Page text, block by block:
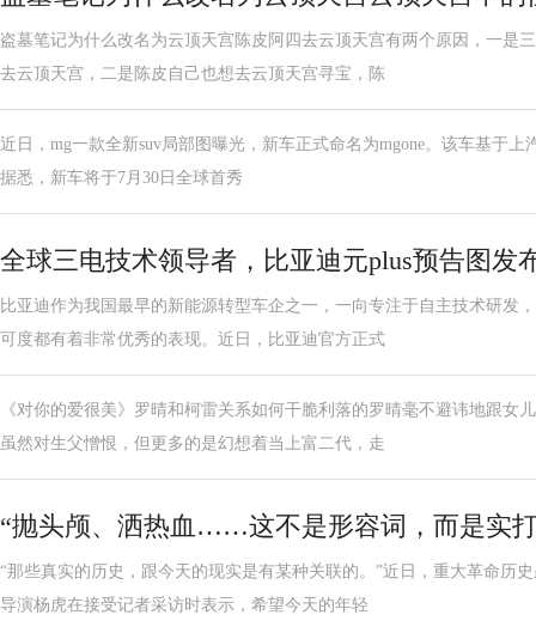
盗墓笔记为什么改名为云顶天宫陈皮阿四去云顶天宫有两个原因，一是
去云顶天宫，二是陈皮自己也想去云顶天宫寻宝，陈
近日，mg一款全新suv局部图曝光，新车正式命名为mgone。该车基于上
据悉，新车将于7月30日全球首秀
全球三电技术领导者，比亚迪元plus预告图发
比亚迪作为我国最早的新能源转型车企之一，一向专注于自主技术研发
可度都有着非常优秀的表现。近日，比亚迪官方正式
《对你的爱很美》罗晴和柯雷关系如何干脆利落的罗晴毫不避讳地跟女
虽然对生父憎恨，但更多的是幻想着当上富二代，走
“抛头颅、洒热血……这不是形容词，而是实
“那些真实的历史，跟今天的现实是有某种关联的。”近日，重大革命历
导演杨虎在接受记者采访时表示，希望今天的年轻